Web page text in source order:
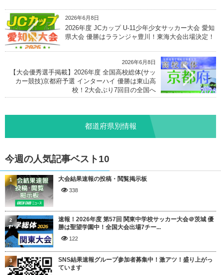
2026年6月8日
2026年度 JCカップ U-11少年少女サッカー大会 愛知
県大会 優勝はラランジャ豊川！東海大会出場決定！
2026年6月8日
【大会優秀選手掲載】2026年度 全国高校総体(サッ
カー競技)京都府予選 インターハイ 優勝は東山高
校！2大会ぶり7回目の全国へ
都道府県別情報
今週の人気記事ベスト10
大会結果速報の投稿・閲覧掲示板
338
1
速報！2026年度 第57回 関東中学校サッカー大会＠茨城 優
勝は聖望学園中！全国大会出場7チー...
122
2
SNS結果速報グループ参加者募集中！激アツ！盛り上がっ
ています
3